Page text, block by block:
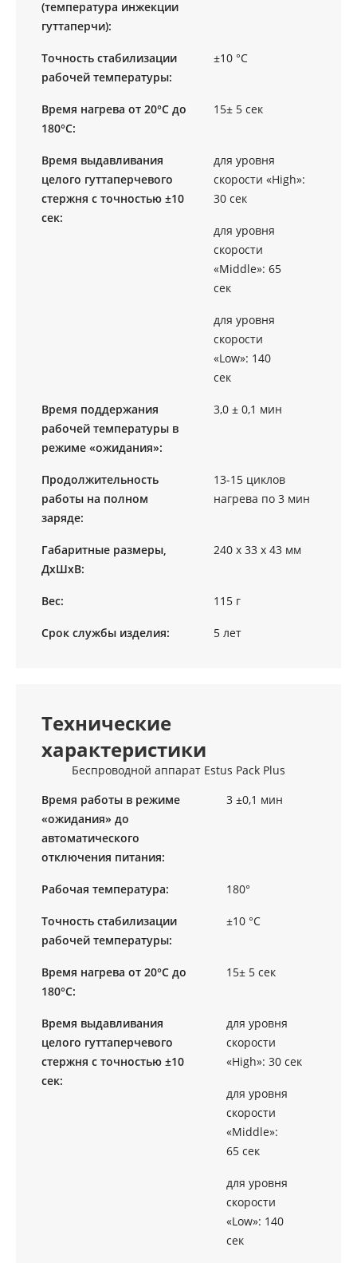
(температура инжекции
гуттаперчи):
Точность стабилизации
рабочей температуры:
±10 °С
Время нагрева от 20°С до
180°С:
15± 5 сек
Время выдавливания
целого гуттаперчевого
стержня с точностью ±10
сек:
для уровня
скорости «Нigh»:
30 сек
для уровня
скорости
«Мiddle»: 65
сек
для уровня
скорости
«Low»: 140
сек
Время поддержания
рабочей температуры в
режиме «ожидания»:
3,0 ± 0,1 мин
Продолжительность
работы на полном
заряде:
13-15 циклов
нагрева по 3 мин
Габаритные размеры,
ДхШхВ:
240 х 33 х 43 мм
Вес: 115 г
Срок службы изделия: 5 лет
Технические
характеристики
Беспроводной аппарат Estus Pack Plus
Время работы в режиме
«ожидания» до
автоматического
отключения питания:
3 ±0,1 мин
Рабочая температура: 180°
Точность стабилизации
рабочей температуры:
±10 °С
Время нагрева от 20°С до
180°С:
15± 5 сек
Время выдавливания
целого гуттаперчевого
стержня с точностью ±10
сек:
для уровня
скорости
«Нigh»: 30 сек
для уровня
скорости
«Мiddle»:
65 сек
для уровня
скорости
«Low»: 140
сек